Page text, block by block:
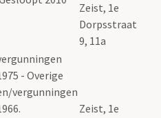
Zeist, 1e
Dorpsstraat
9, 11a
- Overige
vergunningen
Zeist, 1e